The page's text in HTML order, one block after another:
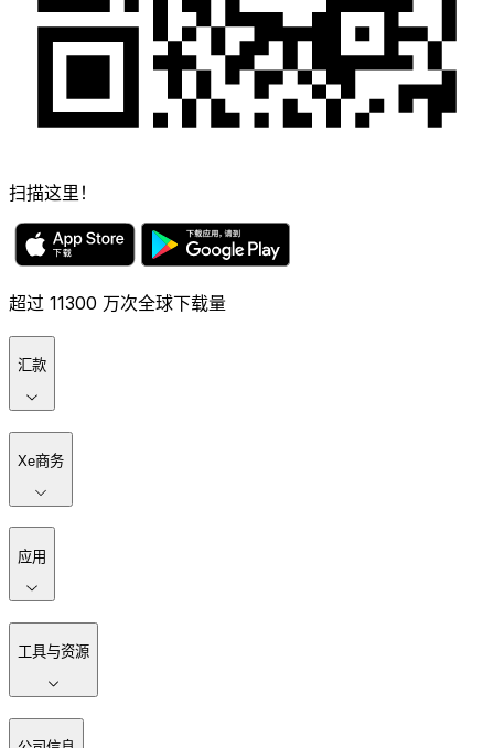
扫描这里！
超过 11300 万次全球下载量
汇款
Xe商务
应用
工具与资源